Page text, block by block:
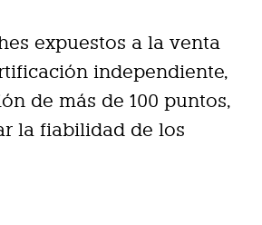
expuestos a la venta
independiente,
de más de 100 puntos,
la fiabilidad de los